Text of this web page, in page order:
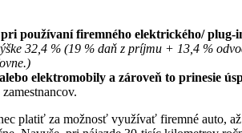
používaní firemného elektrického/
32,4 % (19 % daň z príjmu + 13,4 %
elektromobily a zároveň to prinesie
platiť za možnosť využívať firemné auto,